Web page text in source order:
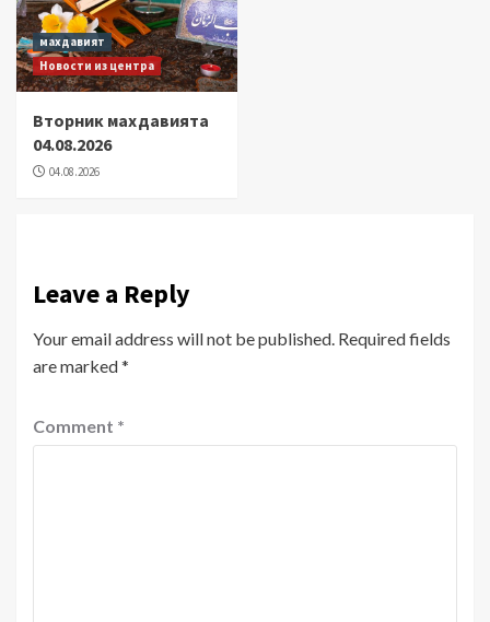
махдавият
Новости из центра
Вторник махдавията
04.08.2026
04.08.2026
Leave a Reply
Your email address will not be published. Required fields
are marked*
Comment *